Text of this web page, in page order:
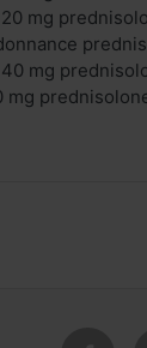
mg
mg
mg